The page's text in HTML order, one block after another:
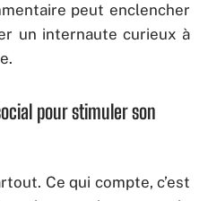
peut enclencher
un internaute curieux à
pour stimuler son
Ce qui compte, c’est